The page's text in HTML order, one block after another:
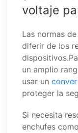
voltaje
Las normas
diferir de los
un amplio
usar un
proteger la
Si necesita
enchufes